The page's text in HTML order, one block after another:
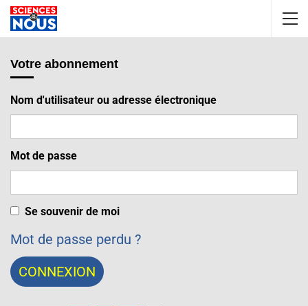
Votre abonnement
Nom d'utilisateur ou adresse électronique
Mot de passe
Se souvenir de moi
Mot de passe perdu ?